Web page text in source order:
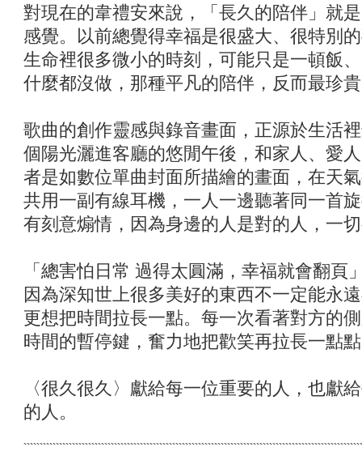
對現在的韋禮安來說，「長久的陪伴」就
感覺。以前總覺得幸福是很盛大、很特別
生命裡很多微小的時刻，可能只是一頓飯
什麼都沒做，那種平凡的陪伴，反而最珍
歌曲的創作靈感與錄音畫面，正源於生活
個陽光灑進客廳的悠閒午後，和家人、愛
者是如數位單曲封面所描繪的畫面，在天
共用一副有線耳機，一人一邊聽著同一首
有刻意煽情，因為身邊的人是對的人，一
「總害怕日常 過得太圓滿，幸福就會翻頁
因為深知世上很多美好的東西不一定能永
更想把時間拉長一點。每一次看著對方的
時間的暫停鍵，奮力地把歡笑再拉長一點
〈很久很久〉獻給每一位重要的人，也獻
的人。